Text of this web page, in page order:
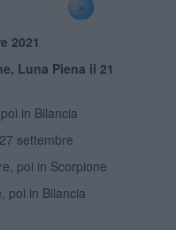
2021
, Luna Piena il 21
in Bilancia
settembre
poi in Scorpione
poi in Bilancia